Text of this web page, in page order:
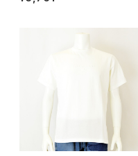
シャツ｜ウノピゥウノウグァーレ